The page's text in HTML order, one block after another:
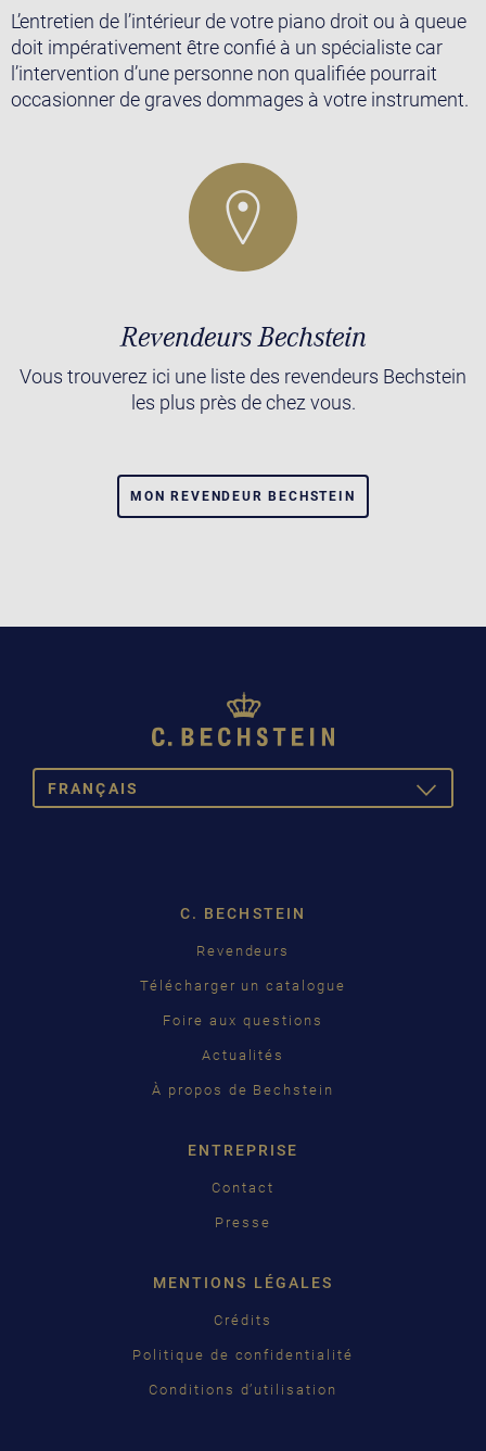
L’entretien de l’intérieur de votre piano droit ou à queue
doit impérativement être confié à un spécialiste car
l’intervention d’une personne non qualifiée pourrait
occasionner de graves dommages à votre instrument.
Revendeurs Bechstein
Vous trouverez ici une liste des revendeurs Bechstein
les plus près de chez vous.
MON REVENDEUR BECHSTEIN
FRANÇAIS
TOGGLE
C. BECHSTEIN
Revendeurs
Télécharger un catalogue
Foire aux questions
Actualités
À propos de Bechstein
ENTREPRISE
Contact
Presse
MENTIONS LÉGALES
Crédits
Politique de confidentialité
Conditions d’utilisation